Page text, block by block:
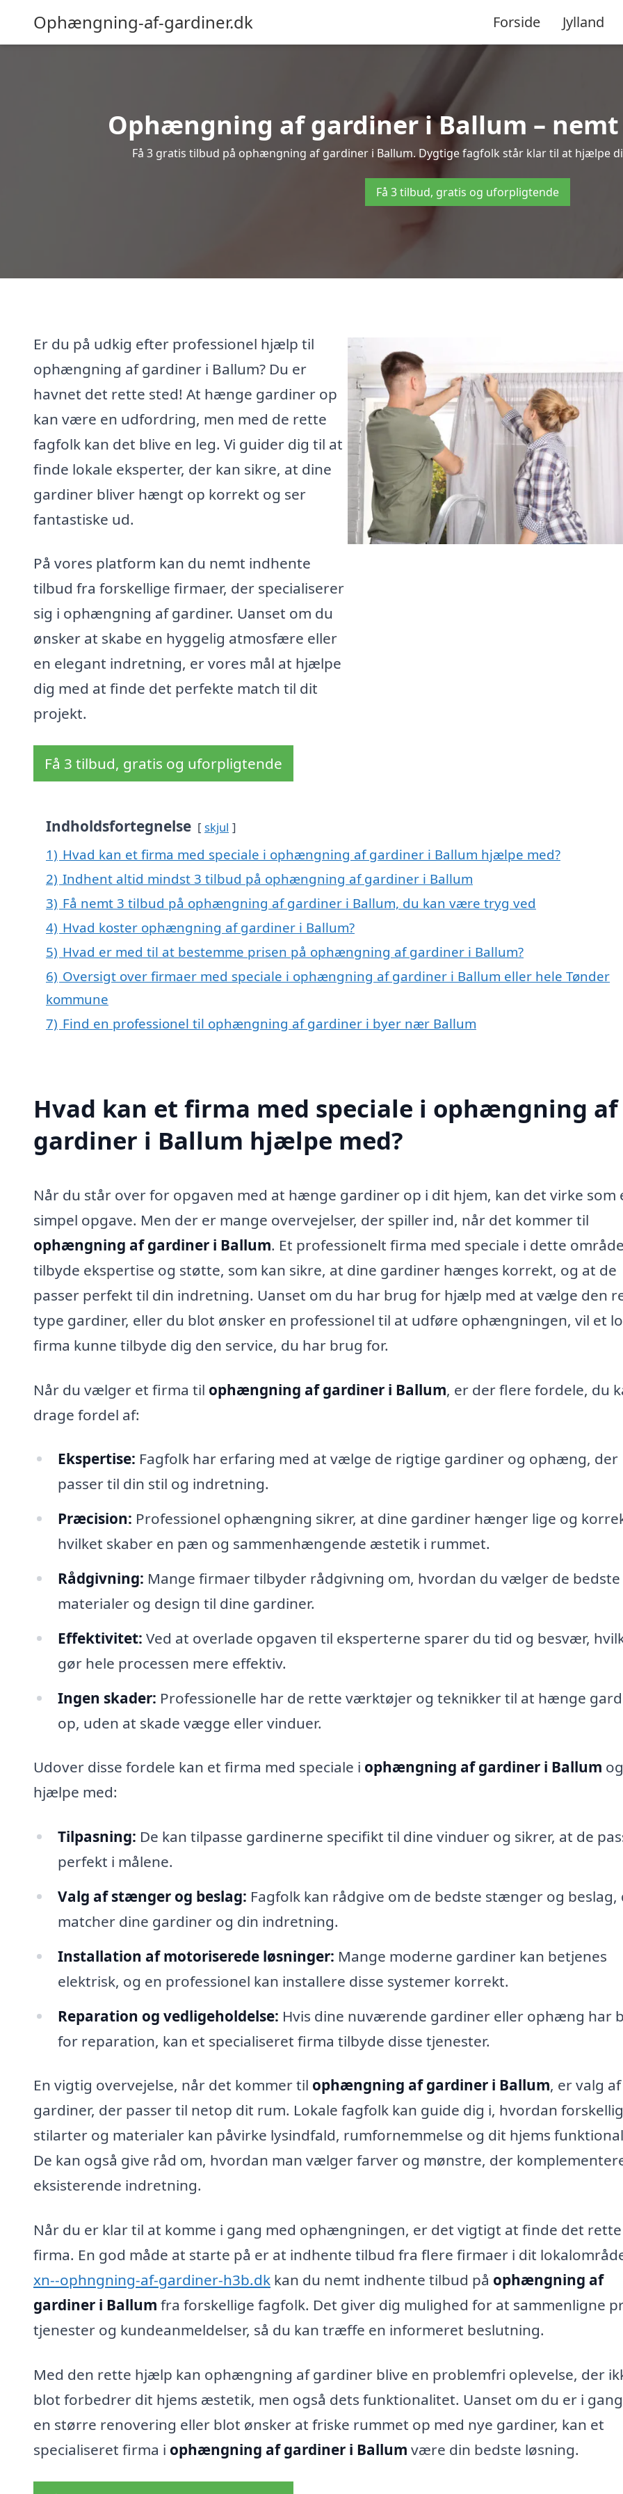
Ophængning-af-gardiner.dk Forside Jylland
Ophængning af gardiner i Ballum –
Få 3 gratis tilbud på ophængning af gardiner i Ballum. Dygtige fagfolk står klar til at hjælpe
Få 3 tilbud, gratis og uforpligtende
Er du på udkig efter professionel hjælp til
ophængning af gardiner i Ballum? Du er
havnet det rette sted! At hænge gardiner op
kan være en udfordring, men med de rette
fagfolk kan det blive en leg. Vi guider dig til at
finde lokale eksperter, der kan sikre, at dine
gardiner bliver hængt op korrekt og ser
fantastiske ud.
På vores platform kan du nemt indhente
tilbud fra forskellige firmaer, der specialiserer
sig i ophængning af gardiner. Uanset om du
ønsker at skabe en hyggelig atmosfære eller
en elegant indretning, er vores mål at hjælpe
dig med at finde det perfekte match til dit
projekt.
Få 3 tilbud, gratis og uforpligtende
Indholdsfortegnelse skjul
1) Hvad kan et firma med speciale i ophængning af gardiner i Ballum hjælpe med?
2) Indhent altid mindst 3 tilbud på ophængning af gardiner i Ballum
3) Få nemt 3 tilbud på ophængning af gardiner i Ballum, du kan være tryg ved
4) Hvad koster ophængning af gardiner i Ballum?
5) Hvad er med til at bestemme prisen på ophængning af gardiner i Ballum?
6) Oversigt over firmaer med speciale i ophængning af gardiner i Ballum eller hele Tønder
kommune
7) Find en professionel til ophængning af gardiner i byer nær Ballum
Hvad kan et firma med speciale i ophængning af
gardiner i Ballum hjælpe med?
Når du står over for opgaven med at hænge gardiner op i dit hjem, kan det virke som
simpel opgave. Men der er mange overvejelser, der spiller ind, når det kommer til
ophængning af gardiner i Ballum. Et professionelt firma med speciale i dette
tilbyde ekspertise og støtte, som kan sikre, at dine gardiner hænges korrekt, og at de
passer perfekt til din indretning. Uanset om du har brug for hjælp med at vælge den
type gardiner, eller du blot ønsker en professionel til at udføre ophængningen, vil et
firma kunne tilbyde dig den service, du har brug for.
Når du vælger et firma til ophængning af gardiner i Ballum, er der flere fordele, du
drage fordel af:
Ekspertise: Fagfolk har erfaring med at vælge de rigtige gardiner og ophæng, der
passer til din stil og indretning.
Præcision: Professionel ophængning sikrer, at dine gardiner hænger lige og
hvilket skaber en pæn og sammenhængende æstetik i rummet.
Rådgivning: Mange firmaer tilbyder rådgivning om, hvordan du vælger de bedste
materialer og design til dine gardiner.
Effektivitet: Ved at overlade opgaven til eksperterne sparer du tid og besvær,
gør hele processen mere effektiv.
Ingen skader: Professionelle har de rette værktøjer og teknikker til at hænge
op, uden at skade vægge eller vinduer.
Udover disse fordele kan et firma med speciale i ophængning af gardiner i Ballum
hjælpe med:
Tilpasning: De kan tilpasse gardinerne specifikt til dine vinduer og sikrer, at de
perfekt i målene.
Valg af stænger og beslag: Fagfolk kan rådgive om de bedste stænger og beslag,
matcher dine gardiner og din indretning.
Installation af motoriserede løsninger: Mange moderne gardiner kan betjenes
elektrisk, og en professionel kan installere disse systemer korrekt.
Reparation og vedligeholdelse: Hvis dine nuværende gardiner eller ophæng har
for reparation, kan et specialiseret firma tilbyde disse tjenester.
En vigtig overvejelse, når det kommer til ophængning af gardiner i Ballum, er valg af
gardiner, der passer til netop dit rum. Lokale fagfolk kan guide dig i, hvordan
stilarter og materialer kan påvirke lysindfald, rumfornemmelse og dit hjems
De kan også give råd om, hvordan man vælger farver og mønstre, der
eksisterende indretning.
Når du er klar til at komme i gang med ophængningen, er det vigtigt at finde det rette
firma. En god måde at starte på er at indhente tilbud fra flere firmaer i dit
xn--ophngning-af-gardiner-h3b.dk kan du nemt indhente tilbud på ophængning af
gardiner i Ballum fra forskellige fagfolk. Det giver dig mulighed for at sammenligne
tjenester og kundeanmeldelser, så du kan træffe en informeret beslutning.
Med den rette hjælp kan ophængning af gardiner blive en problemfri oplevelse, der
blot forbedrer dit hjems æstetik, men også dets funktionalitet. Uanset om du er i
en større renovering eller blot ønsker at friske rummet op med nye gardiner, kan et
specialiseret firma i ophængning af gardiner i Ballum være din bedste løsning.